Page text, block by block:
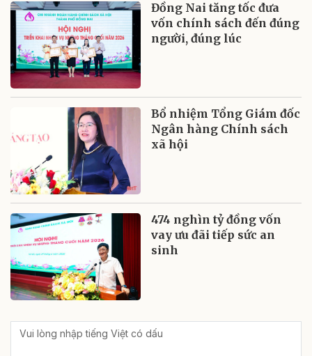
Đồng Nai tăng tốc đưa
vốn chính sách đến đúng
người, đúng lúc
Bổ nhiệm Tổng Giám đốc
Ngân hàng Chính sách
xã hội
474 nghìn tỷ đồng vốn
vay ưu đãi tiếp sức an
sinh